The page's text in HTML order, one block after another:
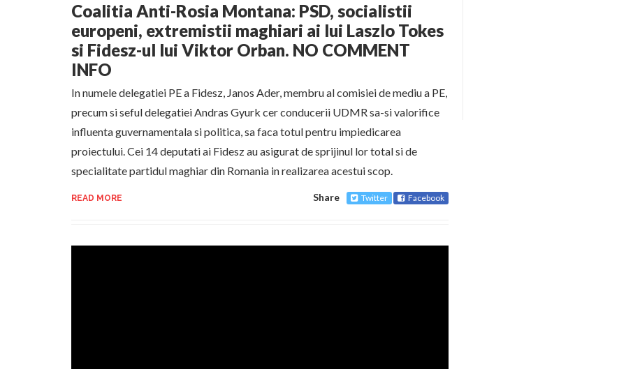
Coalitia Anti-Rosia Montana: PSD, socialistii
europeni, extremistii maghiari ai lui Laszlo Tokes
si Fidesz-ul lui Viktor Orban. NO COMMENT
INFO
In numele delegatiei PE a Fidesz, Janos Ader, membru al comisiei de mediu a PE,
precum si seful delegatiei Andras Gyurk cer conducerii UDMR sa-si valorifice
influenta guvernamentala si politica, sa faca totul pentru impiedicarea
proiectului. Cei 14 deputati ai Fidesz au asigurat de sprijinul lor total si de
specialitate partidul maghiar din Romania in realizarea acestui scop.
READ MORE Share Twitter Facebook